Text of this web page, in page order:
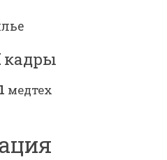
кадры
медтех